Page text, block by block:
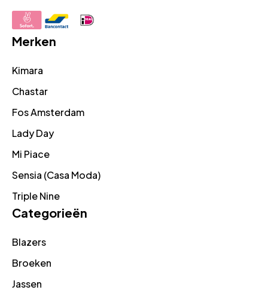
Merken
Kimara
Chastar
Fos Amsterdam
Lady Day
Mi Piace
Sensia (Casa Moda)
Triple Nine
Categorieën
Blazers
Broeken
Jassen